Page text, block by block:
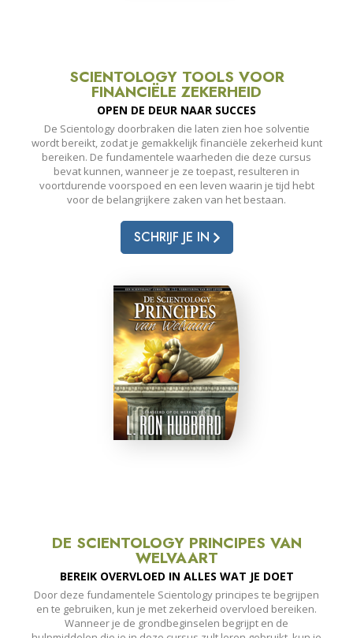
SCIENTOLOGY TOOLS VOOR
FINANCIËLE ZEKERHEID
OPEN DE DEUR NAAR SUCCES
De Scientology doorbraken die laten zien hoe solventie
wordt bereikt, zodat je gemakkelijk financiële zekerheid kunt
bereiken. De fundamentele waarheden die deze cursus
bevat kunnen, wanneer je ze toepast, resulteren in
voortdurende voorspoed en een leven waarin je tijd hebt
voor de belangrijkere zaken van het bestaan.
SCHRIJF JE IN
DE SCIENTOLOGY PRINCIPES VAN
WELVAART
BEREIK OVERVLOED IN ALLES WAT JE DOET
Door deze fundamentele Scientology principes te begrijpen
en te gebruiken, kun je met zekerheid overvloed bereiken.
Wanneer je de grondbeginselen begrijpt en de